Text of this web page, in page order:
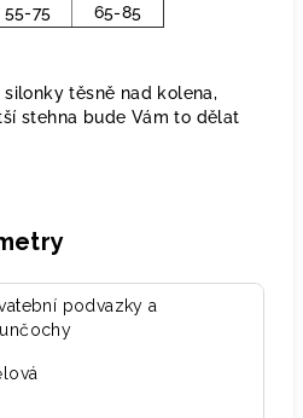
55-75 65-85
těsně nad kolena,
stehna bude Vám to dělat
podvazky a